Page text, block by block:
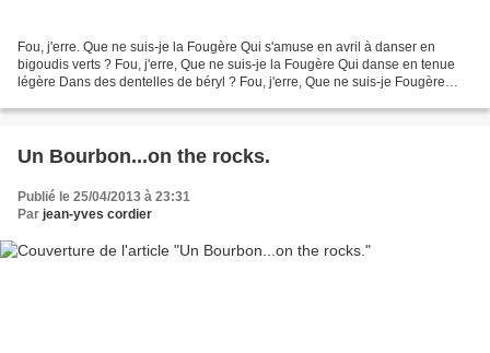
Fou, j'erre. Que ne suis-je la Fougère Qui s'amuse en avril à danser en
bigoudis verts ? Fou, j'erre, Que ne suis-je la Fougère Qui danse en tenue
légère Dans des dentelles de béryl ? Fou, j'erre, Que ne suis-je Fougère
Un Bourbon...on the rocks.
Publié le 25/04/2013 à 23:31
Par jean-yves cordier